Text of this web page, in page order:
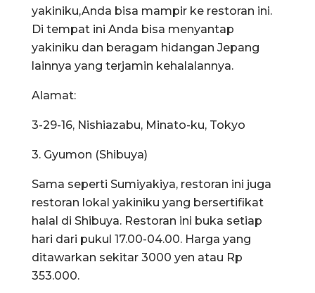
yakiniku,Anda bisa mampir ke restoran ini.
Di tempat ini Anda bisa menyantap
yakiniku dan beragam hidangan Jepang
lainnya yang terjamin kehalalannya.
Alamat:
3-29-16, Nishiazabu, Minato-ku, Tokyo
3. Gyumon (Shibuya)
Sama seperti Sumiyakiya, restoran ini juga
restoran lokal yakiniku yang bersertifikat
halal di Shibuya. Restoran ini buka setiap
hari dari pukul 17.00-04.00. Harga yang
ditawarkan sekitar 3000 yen atau Rp
353.000.